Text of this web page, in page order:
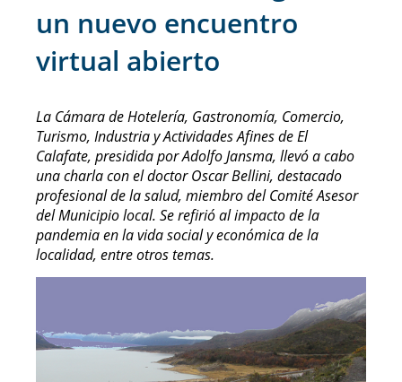
un nuevo encuentro
virtual abierto
La Cámara de Hotelería, Gastronomía, Comercio,
Turismo, Industria y Actividades Afines de El
Calafate, presidida por Adolfo Jansma, llevó a cabo
una charla con el doctor Oscar Bellini, destacado
profesional de la salud, miembro del Comité Asesor
del Municipio local. Se refirió al impacto de la
pandemia en la vida social y económica de la
localidad, entre otros temas.